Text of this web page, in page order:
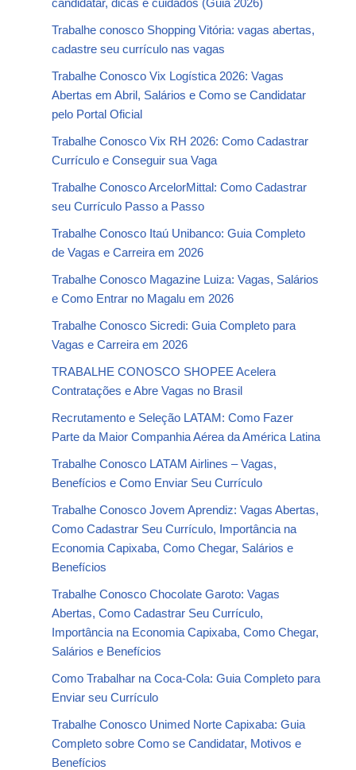
candidatar, dicas e cuidados (Guia 2026)
Trabalhe conosco Shopping Vitória: vagas abertas,
cadastre seu currículo nas vagas
Trabalhe Conosco Vix Logística 2026: Vagas
Abertas em Abril, Salários e Como se Candidatar
pelo Portal Oficial
Trabalhe Conosco Vix RH 2026: Como Cadastrar
Currículo e Conseguir sua Vaga
Trabalhe Conosco ArcelorMittal: Como Cadastrar
seu Currículo Passo a Passo
Trabalhe Conosco Itaú Unibanco: Guia Completo
de Vagas e Carreira em 2026
Trabalhe Conosco Magazine Luiza: Vagas, Salários
e Como Entrar no Magalu em 2026
Trabalhe Conosco Sicredi: Guia Completo para
Vagas e Carreira em 2026
TRABALHE CONOSCO SHOPEE Acelera
Contratações e Abre Vagas no Brasil
Recrutamento e Seleção LATAM: Como Fazer
Parte da Maior Companhia Aérea da América Latina
Trabalhe Conosco LATAM Airlines – Vagas,
Benefícios e Como Enviar Seu Currículo
Trabalhe Conosco Jovem Aprendiz: Vagas Abertas,
Como Cadastrar Seu Currículo, Importância na
Economia Capixaba, Como Chegar, Salários e
Benefícios
Trabalhe Conosco Chocolate Garoto: Vagas
Abertas, Como Cadastrar Seu Currículo,
Importância na Economia Capixaba, Como Chegar,
Salários e Benefícios
Como Trabalhar na Coca-Cola: Guia Completo para
Enviar seu Currículo
Trabalhe Conosco Unimed Norte Capixaba: Guia
Completo sobre Como se Candidatar, Motivos e
Benefícios